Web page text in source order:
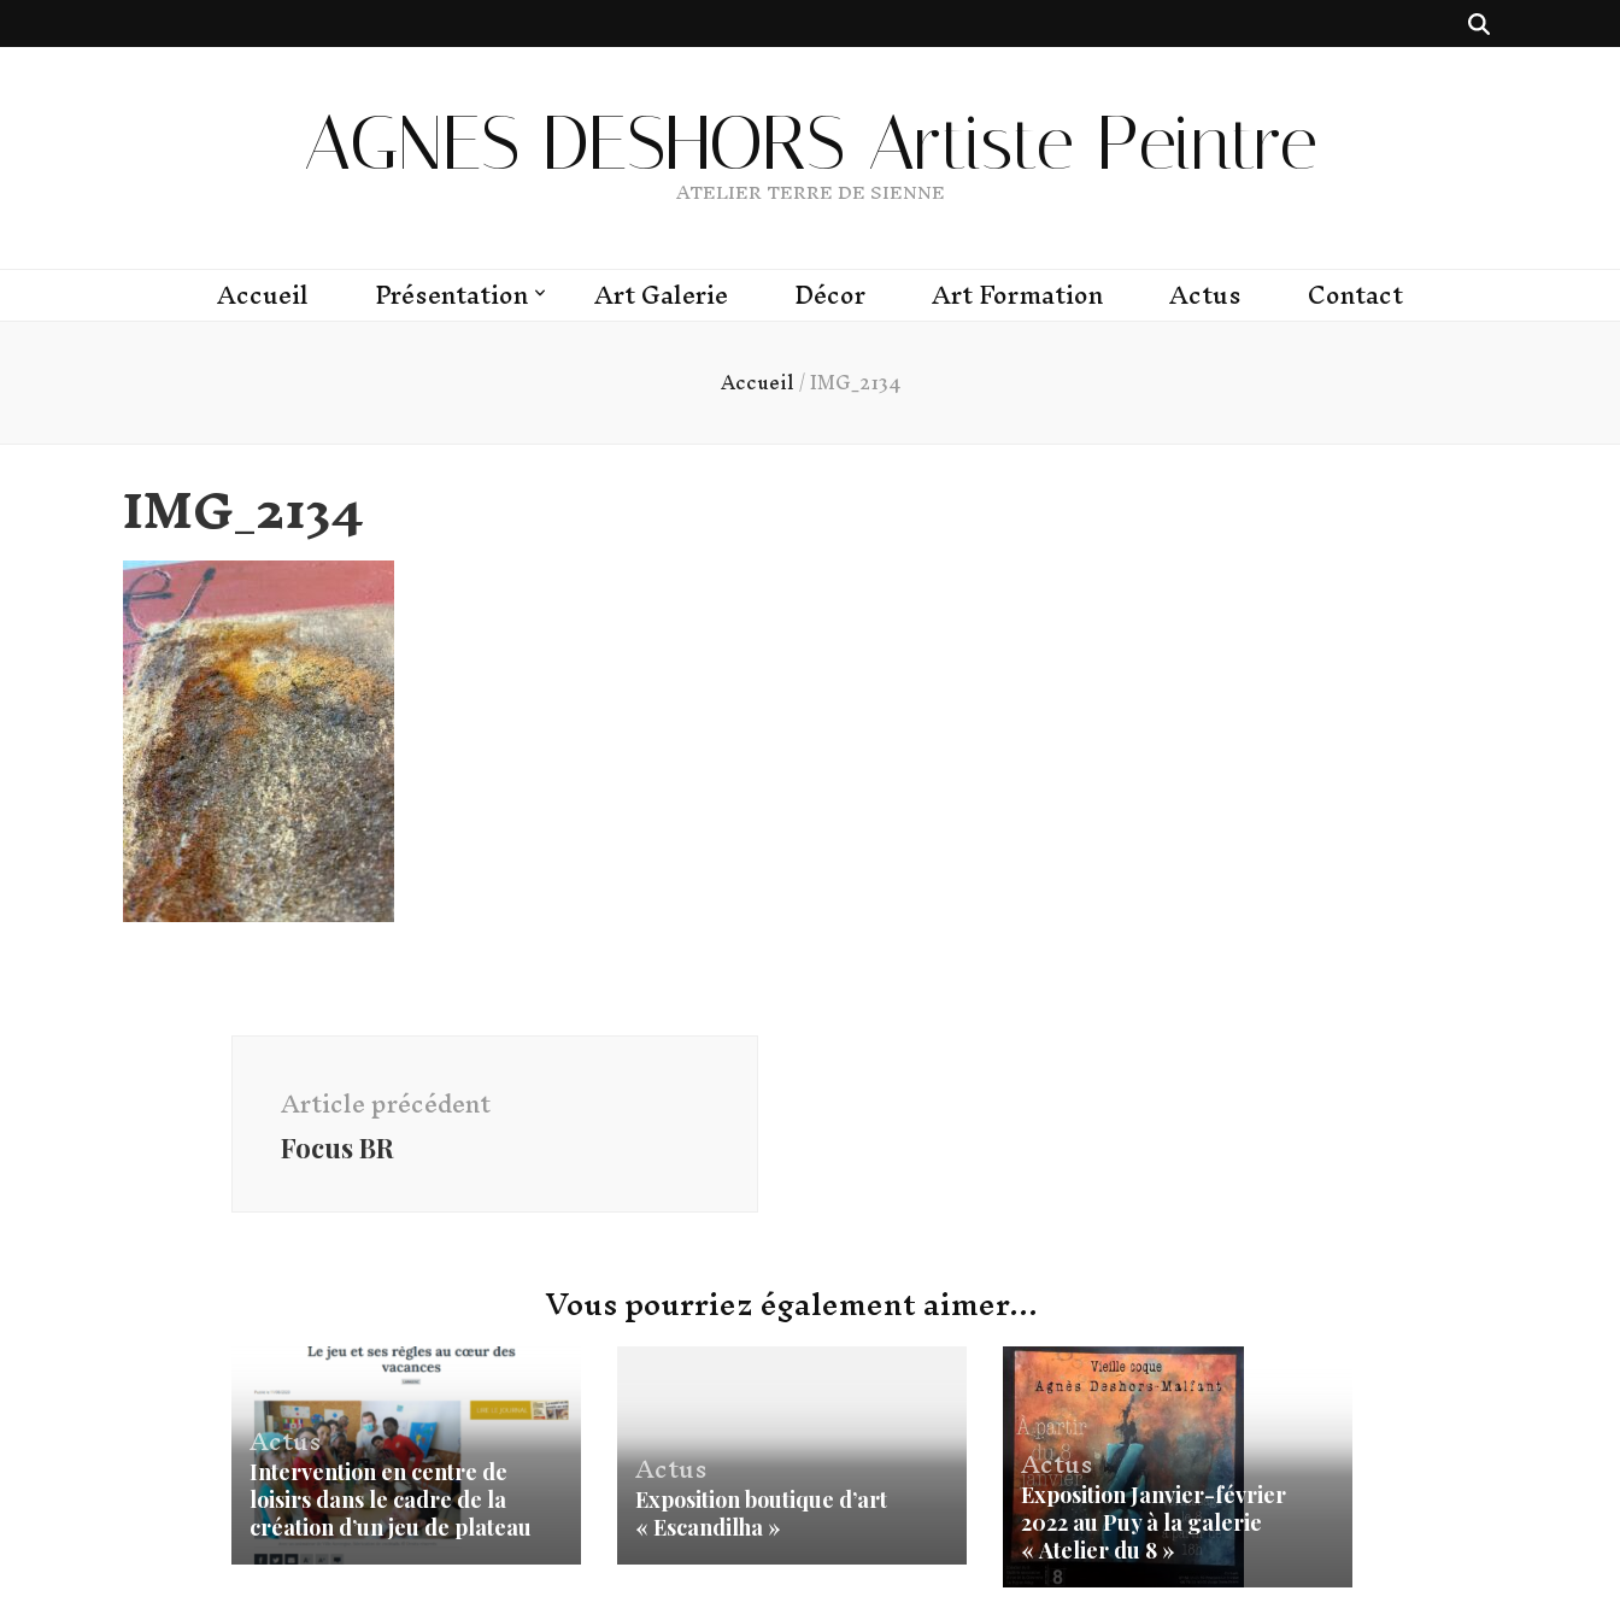
AGNES DESHORS Artiste Peintre
ATELIER TERRE DE SIENNE
Accueil Présentation Art Galerie Décor Art Formation Actus Contact
Accueil/IMG_2134
IMG_2134
d'article
Article précédent
Focus BR
Vous pourriez également aimer...
Actus
Intervention en centre de
loisirs dans le cadre de la
création d’un jeu de plateau
Actus
Exposition boutique d’art
« Escandilha »
Actus
Exposition Janvier-février
2022 au Puy à la galerie
« Atelier du 8 »